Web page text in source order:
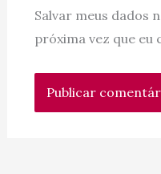
Salvar meus dados
próxima vez que eu